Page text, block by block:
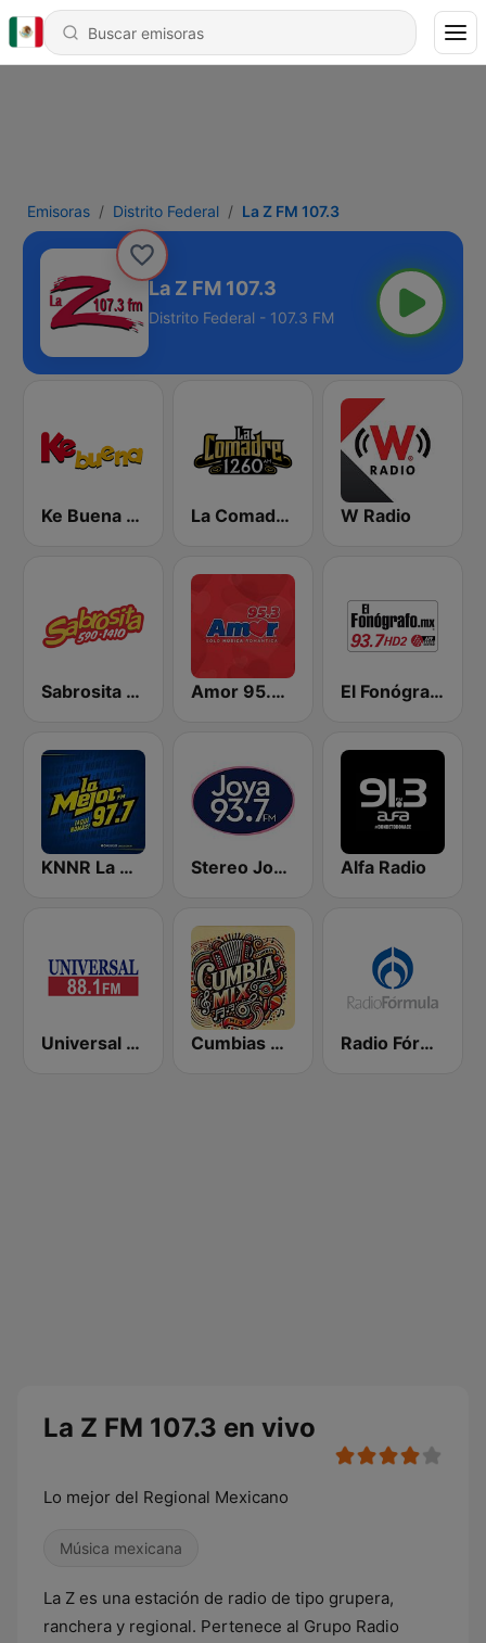
Emisoras Distrito Federal La Z FM 107.3
La Z FM 107.3
Distrito Federal - 107.3 FM
Ke Buena 92.9 FM La Comadre 1260 AM W Radio
Sabrosita 590 AM Amor 95.3 FM El Fonógrafo HD2
KNNR La Mejor 97.7 FM Stereo Joya FM Alfa Radio
Universal 88.1 FM Cumbias Mix Radio Fórmula 103.3 FM
La Z FM 107.3 en vivo
Lo mejor del Regional Mexicano
Música mexicana
La Z es una estación de radio de tipo grupera,
ranchera y regional. Pertenece al Grupo Radio